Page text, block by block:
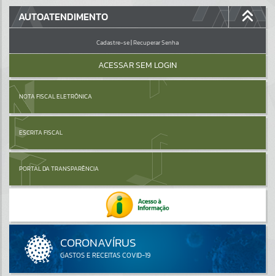
GALERIAS
Por favor, aguarde...
AUTOATENDIMENTO
Cadastre-se|Recuperar Senha
ACESSAR SEM LOGIN
NOTA FISCAL ELETRÔNICA
ESCRITA FISCAL
PORTAL DA TRANSPARÊNCIA